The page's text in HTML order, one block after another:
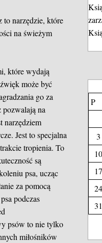
to narzędzie, które
na świeżym
które wydają
może być
go za
pozwalają na
narzędziem
Jest to specjalna
tropienia. To
są
psa, ucząc
za pomocą
podczas
psów to nie tylko
miłośników
P
3
10
17
24
31